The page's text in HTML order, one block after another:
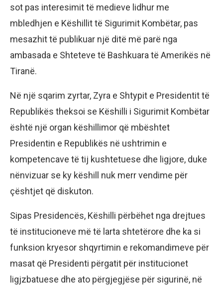
sot pas interesimit të medieve lidhur me
mbledhjen e Këshillit të Sigurimit Kombëtar, pas
mesazhit të publikuar një ditë më parë nga
ambasada e Shteteve të Bashkuara të Amerikës në
Tiranë.
Në një sqarim zyrtar, Zyra e Shtypit e Presidentit të
Republikës theksoi se Këshilli i Sigurimit Kombëtar
është një organ këshillimor që mbështet
Presidentin e Republikës në ushtrimin e
kompetencave të tij kushtetuese dhe ligjore, duke
nënvizuar se ky këshill nuk merr vendime për
çështjet që diskuton.
Sipas Presidencës, Këshilli përbëhet nga drejtues
të institucioneve më të larta shtetërore dhe ka si
funksion kryesor shqyrtimin e rekomandimeve për
masat që Presidenti përgatit për institucionet
ligjzbatuese dhe ato përgjegjëse për sigurinë, në